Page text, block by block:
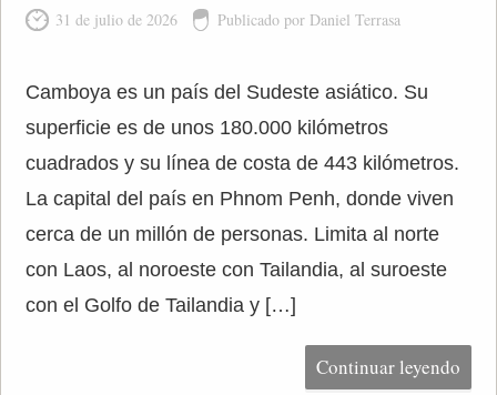
31 de julio de 2026 Publicado por Daniel Terrasa
Camboya es un país del Sudeste asiático. Su
superficie es de unos 180.000 kilómetros
cuadrados y su línea de costa de 443 kilómetros.
La capital del país en Phnom Penh, donde viven
cerca de un millón de personas. Limita al norte
con Laos, al noroeste con Tailandia, al suroeste
con el Golfo de Tailandia y […]
Continuar leyendo